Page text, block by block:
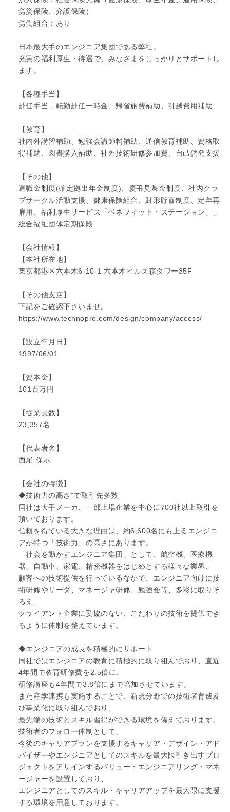
労災保険、介護保険）
労働組合：あり
日本最大手のエンジニア集団である弊社。
充実の福利厚生・待遇で、みなさまをしっかりとサポートし
ます。
【各種手当】
赴任手当、転勤赴任一時金、帰省旅費補助、引越費用補助
【教育】
社内外講習補助、勉強会講師料補助、通信教育補助、資格取
得補助、図書購入補助、社外技術研修参加費、自己啓発支援
【その他】
退職金制度(確定拠出年金制度)、慶弔見舞金制度、社内クラ
ブサークル活動支援、健康保険組合、財形貯蓄制度、定年再
雇用、福利厚生サービス「ベネフィット・ステーション」、
総合福祉団体定期保険
【会社情報】
【本社所在地】
東京都港区六本木6-10-1 六本木ヒルズ森タワー35F
【その他支店】
下記をご確認下さいませ。
https://www.technopro.com/design/company/access/
【設立年月日】
1997/06/01
【資本金】
101百万円
【従業員数】
23,357名
【代表者名】
西尾 保示
【会社の特徴】
◆技術力の高さ”で取引先多数
同社は大手メーカ、一部上場企業を中心に700社以上取引を
頂いております。
信頼を得ている大きな理由は、約6,600名にも上るエンジニ
アが持つ「技術力」の高さにあります。
「社会を動かすエンジニア集団」として、航空機、医療機
器、自動車、家電、精密機器をはじめとする様々な業界、
顧客への技術提供を行っているなかで、エンジニア向けに技
術研修やリーダ、マネージャ研修、勉強会等、多彩に取りそ
ろえ、
クライアント企業に妥協のない、こだわりの技術を提供でき
るように体制を整えています。
◆エンジニアの成長を積極的にサポート
同社ではエンジニアの教育に積極的に取り組んでおり、直近
4年間で教育研修費を2.5倍に、
研修講座も4年間で3.8倍にまで増加させています。
また産学連携も実施することで、新規分野での技術者育成及
び事業化に取り組んでおり、
最先端の技術とスキル習得ができる環境を備えております。
技術者のフォロー体制として、
今後のキャリアプランを支援するキャリア・デザイン・アド
バイザーやエンジニアとしてのスキルを最大限引き出すプロ
ジェクトをアサインするバリュー・エンジニアリング・マネ
ージャーを設置しており、
エンジニアとしてのスキル・キャリアアップを最大限に支援
する環境を用意しております。